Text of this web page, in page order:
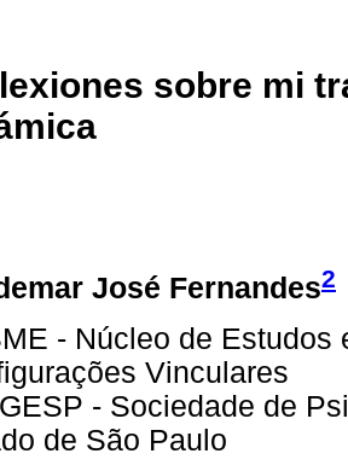
sobre mi
José Fernandes2
- Núcleo de
Vinculares
- Sociedade de
de São Paulo